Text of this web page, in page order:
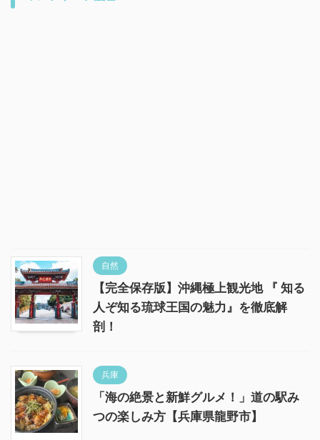
自然
【完全保存版】沖縄極上観光地 『 知る
人ぞ知る琉球王国の魅力』を徹底解
剖！
兵庫
「海の絶景と新鮮グルメ！」道の駅み
つの楽しみ方【兵庫県龍野市】